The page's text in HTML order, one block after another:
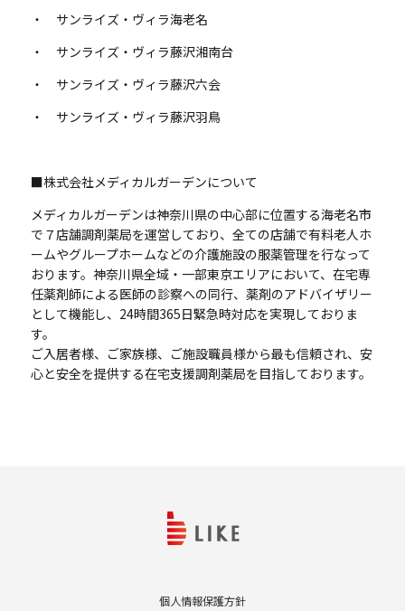
・ サンライズ・ヴィラ海老名
・ サンライズ・ヴィラ藤沢湘南台
・ サンライズ・ヴィラ藤沢六会
・ サンライズ・ヴィラ藤沢羽鳥
■株式会社メディカルガーデンについて
メディカルガーデンは神奈川県の中心部に位置する海老名市
で７店舗調剤薬局を運営しており、全ての店舗で有料老人ホ
ームやグループホームなどの介護施設の服薬管理を行なって
おります。神奈川県全域・一部東京エリアにおいて、在宅専
任薬剤師による医師の診察への同行、薬剤のアドバイザリー
として機能し、 24時間365日緊急時対応を実現しておりま
す。
ご入居者様、ご家族様、ご施設職員様から最も信頼され、安
心と安全を提供する在宅支援調剤薬局を目指しております。
個人情報保護方針